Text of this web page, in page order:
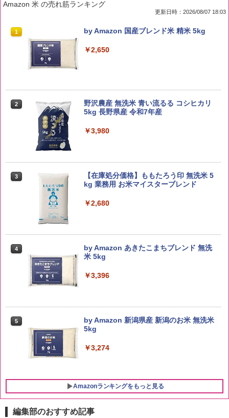
Amazon 米 の売れ筋ランキング
更新日時：2026/08/07 18:03
1 by Amazon 国産ブレンド米 精米 5kg
￥2,650
2
野沢農産 無洗米 青い流るる コシヒカリ
5kg 長野県産 令和7年産
￥3,980
3
【在庫処分価格】ももたろう印 無洗米 5
kg 業務用 お米マイスターブレンド
￥2,680
4
by Amazon あきたこまちブレンド 無洗
米 5kg
￥3,396
5
by Amazon 新潟県産 新潟のお米 無洗米
5kg
￥3,274
Amazonランキングをもっと見る
編集部のおすすめ記事